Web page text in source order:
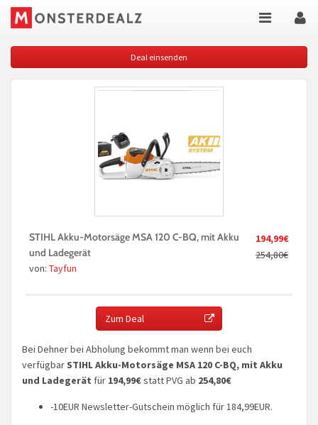
Deal einsenden
194,99€
254,80€
STIHL Akku-Motorsäge MSA 120 C-BQ, mit Akku
und Ladegerät
von: Tayfun
Zum Deal
Bei Dehner bei Abholung bekommt man wenn bei euch
verfügbar STIHL Akku-Motorsäge MSA 120 C-BQ, mit Akku
und Ladegerät für 194,99€statt PVG ab 254,80€
-10EUR Newsletter-Gutschein möglich für 184,99EUR.